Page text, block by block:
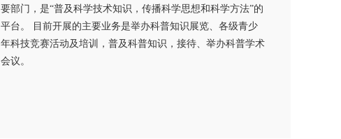
要部门，是“普及科学技术知识，传播科学思想和科学方法”的
平台。 目前开展的主要业务是举办科普知识展览、各级青少
年科技竞赛活动及培训，普及科普知识，接待、举办科普学术
会议。